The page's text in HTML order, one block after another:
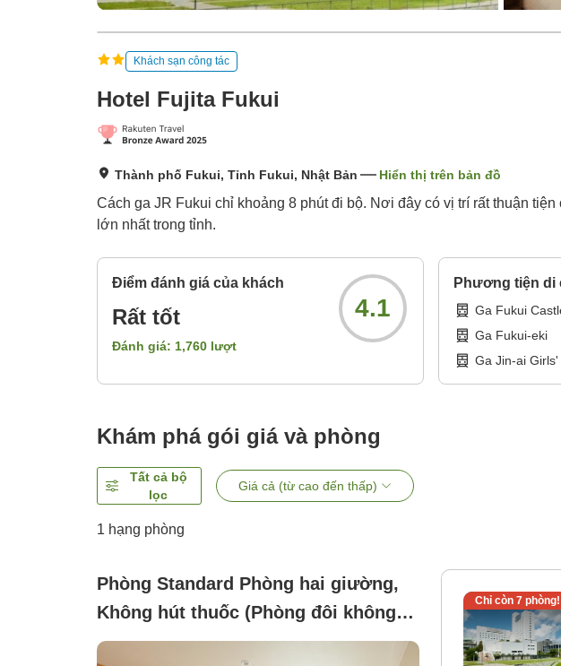
Khách sạn công tác
Hotel Fujita Fukui
Thành phố Fukui, Tỉnh Fukui, Nhật Bản Hiển thị trên bản đồ
Cách ga JR Fukui chỉ khoảng 8 phút đi bộ. Nơi đây có vị trí rất thuận
lớn nhất trong tỉnh.
Điểm đánh giá của khách
Rất tốt
Đánh giá: 1,760 lượt
4.1
Phương tiện di
Ga Fukui
daimyomachi
Ga Fukui-eki
Ga Jin-ai
Khám phá gói giá và phòng
Tất cả bộ
lọc
Giá cả (từ cao đến thấp)
1 hạng phòng
Phòng Standard Phòng hai giường,
Không hút thuốc (Phòng đôi không
hút thuốc)
Chỉ còn 7phòng!